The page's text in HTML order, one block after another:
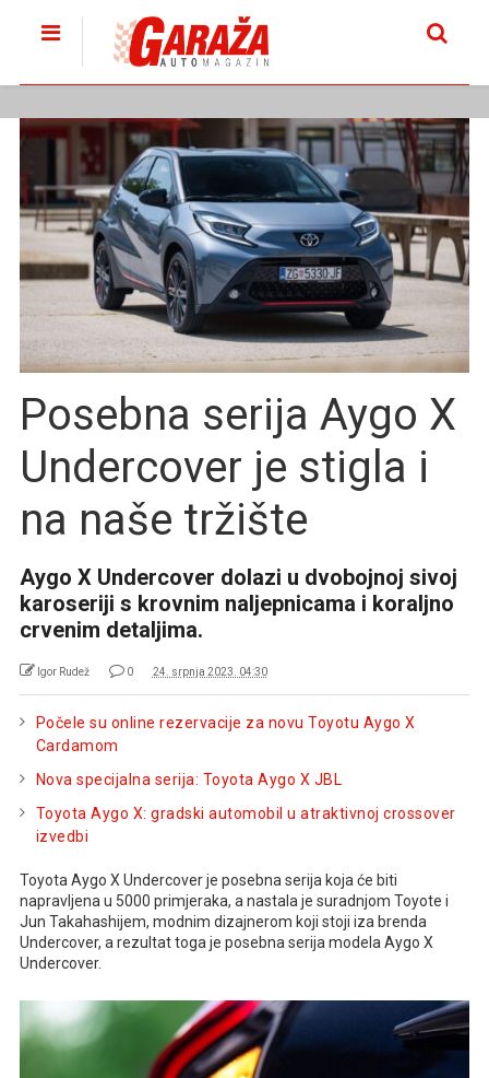
Posebna serija Aygo X
Undercover je stigla i
na naše tržište
Aygo X Undercover dolazi u dvobojnoj sivoj
karoseriji s krovnim naljepnicama i koraljno
crvenim detaljima.
Igor Rudež 0 24. srpnja 2023. 04:30
Počele su online rezervacije za novu Toyotu Aygo X
Cardamom
Nova specijalna serija: Toyota Aygo X JBL
Toyota Aygo X: gradski automobil u atraktivnoj crossover
izvedbi
Toyota Aygo X Undercover je posebna serija koja će biti
napravljena u 5000 primjeraka, a nastala je suradnjom Toyote i
Jun Takahashijem, modnim dizajnerom koji stoji iza brenda
Undercover, a rezultat toga je posebna serija modela Aygo X
Undercover.